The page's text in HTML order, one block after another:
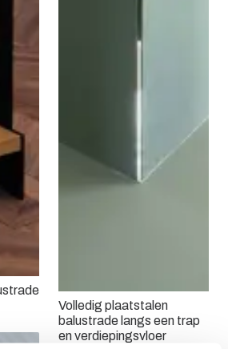
Volledig plaatstalen
balustrade langs een trap
en verdiepingsvloer